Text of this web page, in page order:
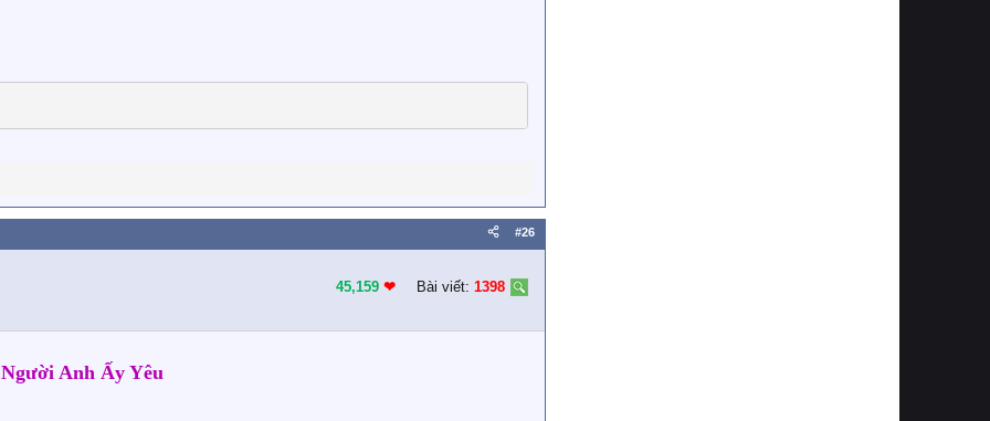
#26
45,159 ❤︎ Bài viết: 1398
Anh Ấy Yêu